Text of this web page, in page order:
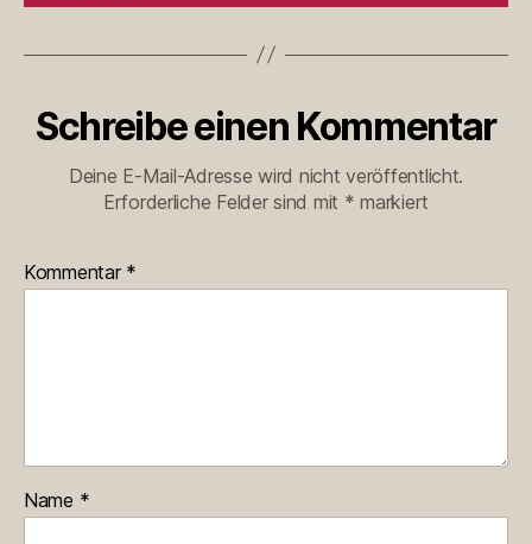
Schreibe einen Kommentar
Deine E-Mail-Adresse wird nicht veröffentlicht.
Erforderliche Felder sind mit * markiert
Kommentar *
Name *